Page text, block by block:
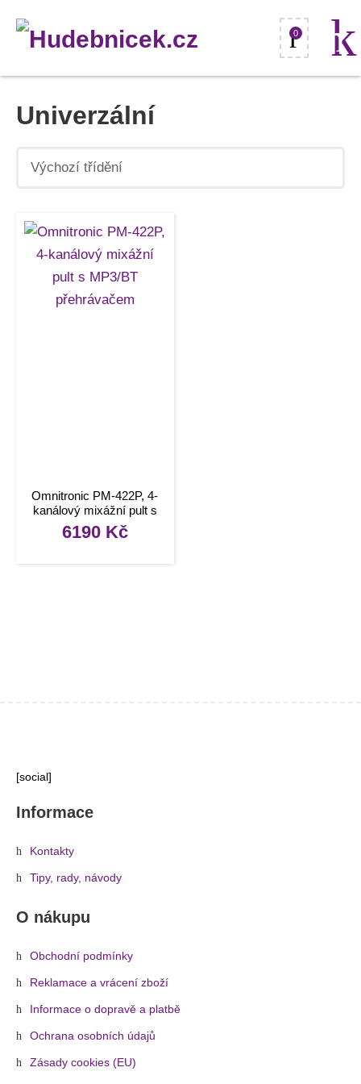
0
Univerzální
Omnitronic PM-422P, 4-
kanálový mixážní pult s
MP3/BT přehrávačem
6190 Kč
[social]
Informace
Kontakty
Tipy, rady, návody
O nákupu
Obchodní podmínky
Reklamace a vrácení zboží
Informace o dopravě a platbě
Ochrana osobních údajů
Zásady cookies (EU)